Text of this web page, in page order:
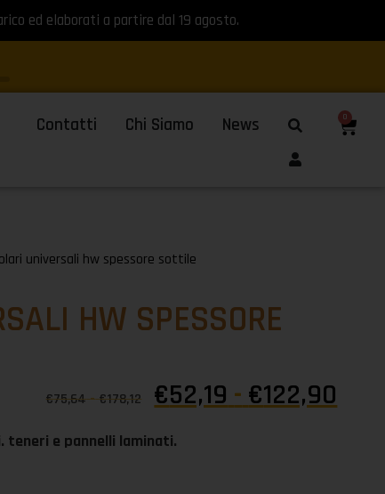
ed elaborati a partire dal 19 agosto.
Contatti Chi Siamo News 0
universali hw spessore sottile
HW SPESSORE
€75,64-€178,12 €52,19 - €122,90
teneri e pannelli laminati.